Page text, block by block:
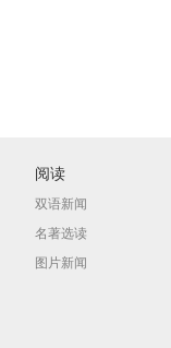
阅读
双语新闻
名著选读
图片新闻